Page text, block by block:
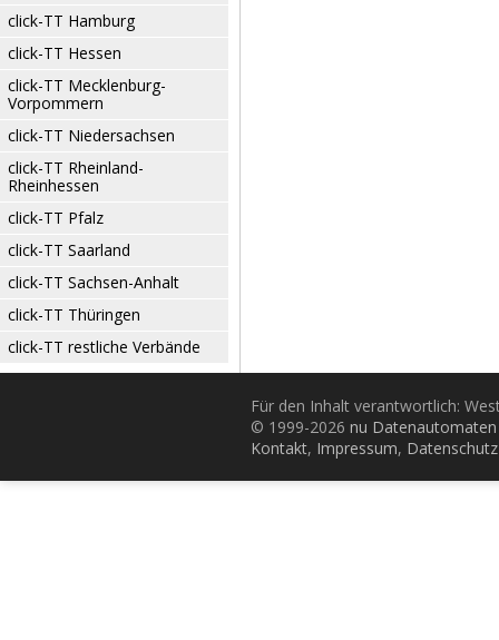
click-TT Hamburg
click-TT Hessen
click-TT Mecklenburg-
Vorpommern
click-TT Niedersachsen
click-TT Rheinland-
Rheinhessen
click-TT Pfalz
click-TT Saarland
click-TT Sachsen-Anhalt
click-TT Thüringen
click-TT restliche Verbände
Für den Inhalt verantwortlich:
© 1999-2026 nu
Kontakt, Impressum, Datenschutz